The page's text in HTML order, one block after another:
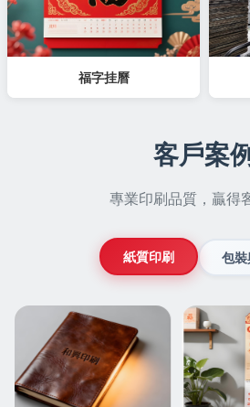
福字挂曆
客戶案
專業印刷品質，贏得
紙質印刷 包